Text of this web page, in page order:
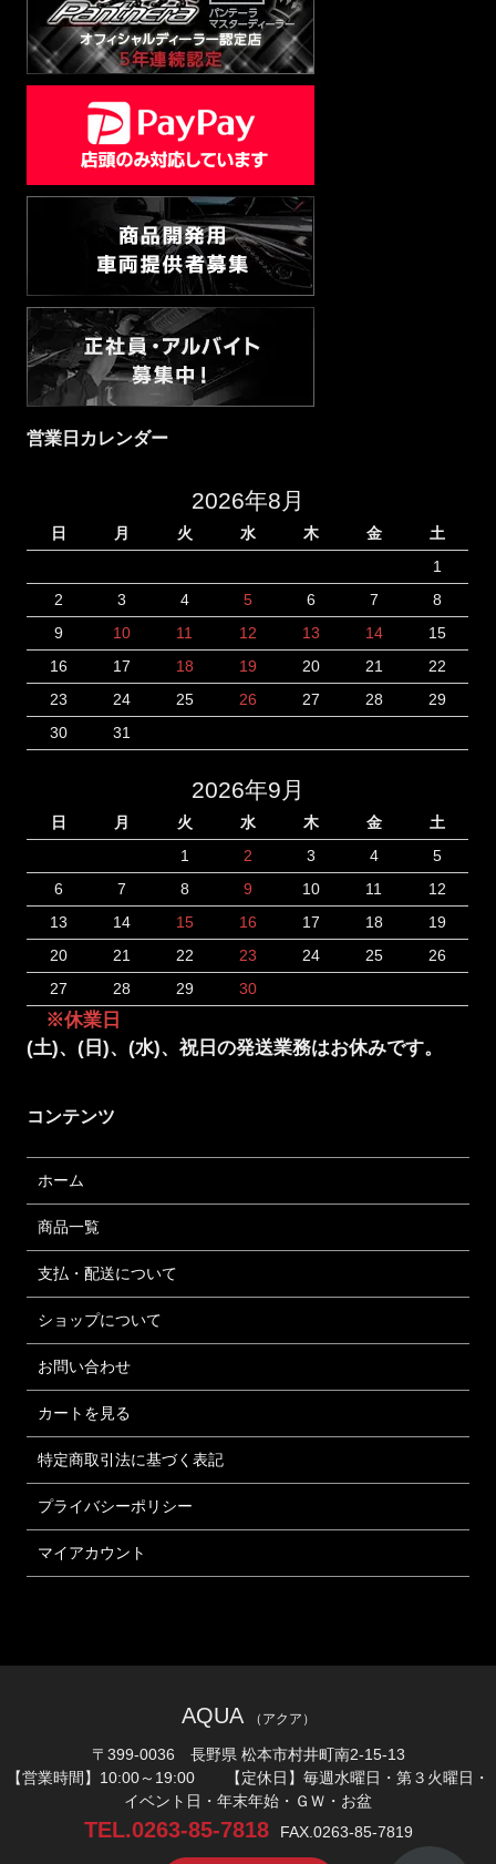
営業日カレンダー
2026年8月
日 月 火 水 木 金
土
1
2
3 4 5 6 7
8
9
10 11 12 13 14
15
16
17 18 19 20 21
22
23
24 25 26 27 28
29
30
31
2026年9月
日 月 火 水 木 金
土
1
2 3 4
5
6
7 8 9 10 11
12
13
14 15 16 17 18
19
20
21 22 23 24 25
26
27
28 29 30
※休業日
(土)、(日)、(水)、祝日の発送業務はお休みです。
コンテンツ
ホーム
商品一覧
支払・配送について
ショップについて
お問い合わせ
カートを見る
特定商取引法に基づく表記
プライバシーポリシー
マイアカウント
AQUA （アクア）
〒399-0036 長野県 松本市村井町南2-15-13
【営業時間】10:00～19:00 【定休日】毎週水曜日・第３火曜日・
イベント日・年末年始・ＧＷ・お盆
TEL.0263-85-7818 FAX.0263-85-7819